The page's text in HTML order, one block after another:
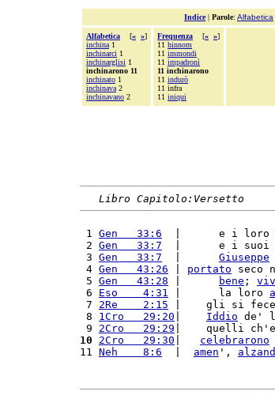
Indice| Parole: Alfabetica
Alfabetica [« »]
inchina 1
inchinarci 1
inchinarglisi 1
inchinarono 11
inchinato 1
inchinava 2
inchinavano 2
Frequenza [« »]
11 hinnom
11 immondi
11 impadronì
11 inchinarono
11 indurò
11 infra
11 iniqui
Libro Capitolo:Versetto
1 Gen   33:6
  |      e i loro
2 Gen   33:7
  |      e i suoi
3 Gen   33:7 Giuseppe
4 Gen   43:26 portato seco
5 Gen   43:28 bene ;
6 Eso    4:31 |      la loro
7 2Re    2:15 |    gli si
8 1Cro   29:20 Iddio de'
9 2Cro   29:29 |    quelli
10
2Cro   29:30 celebrarono
11 Neh    8:6 amen ',